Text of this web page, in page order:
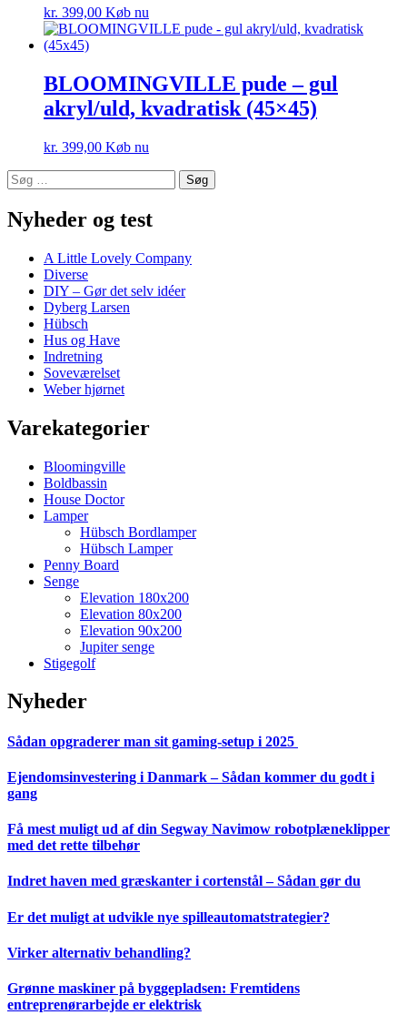
kr. 399,00 Køb nu
BLOOMINGVILLE pude – gul
akryl/uld, kvadratisk (45×45)
kr. 399,00 Køb nu
Søg
efter:
Nyheder og test
A Little Lovely Company
Diverse
DIY – Gør det selv idéer
Dyberg Larsen
Hübsch
Hus og Have
Indretning
Soveværelset
Weber hjørnet
Varekategorier
Bloomingville
Boldbassin
House Doctor
Lamper
Hübsch Bordlamper
Hübsch Lamper
Penny Board
Senge
Elevation 180x200
Elevation 80x200
Elevation 90x200
Jupiter senge
Stigegolf
Nyheder
Sådan opgraderer man sit gaming-setup i 2025
Ejendomsinvestering i Danmark – Sådan kommer du godt i
gang
Få mest muligt ud af din Segway Navimow robotplæneklipper
med det rette tilbehør
Indret haven med græskanter i cortenstål – Sådan gør du
Er det muligt at udvikle nye spilleautomatstrategier?
Virker alternativ behandling?
Grønne maskiner på byggepladsen: Fremtidens
entreprenørarbejde er elektrisk